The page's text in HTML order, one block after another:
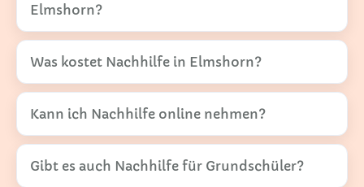
Elmshorn?
Was kostet Nachhilfe in Elmshorn?
Kann ich Nachhilfe online nehmen?
Gibt es auch Nachhilfe für Grundschüler?